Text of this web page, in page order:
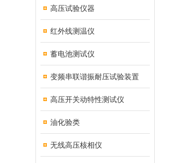
高压试验仪器
红外线测温仪
蓄电池测试仪
变频串联谐振耐压试验装置
高压开关动特性测试仪
油化验类
无线高压核相仪